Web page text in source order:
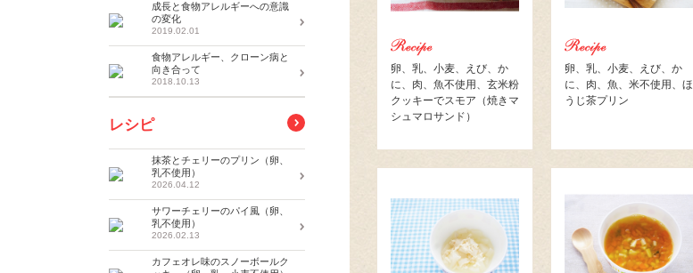
卵、乳、小麦、えび、か
に、肉、魚不使用、玄米粉
クッキーでスモア（焼きマ
シュマロサンド）
卵、乳、小麦、えび、か
に、肉、魚、米不使用、ほ
うじ茶プリン
成長と食物アレルギーへの意識
の変化
2019.02.01
食物アレルギー、クローン病と
向き合って
2018.10.13
レシピ
抹茶とチェリーのプリン（卵、
乳不使用）
2026.04.12
サワーチェリーのパイ風（卵、
乳不使用）
2026.02.13
カフェオレ味のスノーボールク